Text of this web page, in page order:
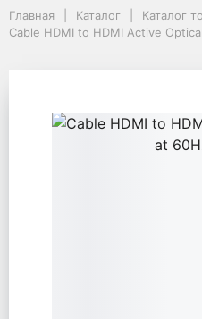
Компьютеры и ноутбуки
Кабели и Аксессуары ПК
Главная Каталог Каталог
Cable HDMI to HDMI Active